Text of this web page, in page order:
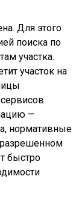
Для этого
поиска по
участка.
участок на
—
нормативные
быстро